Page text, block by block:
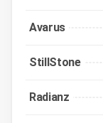
Avarus
StillStone
Radianz